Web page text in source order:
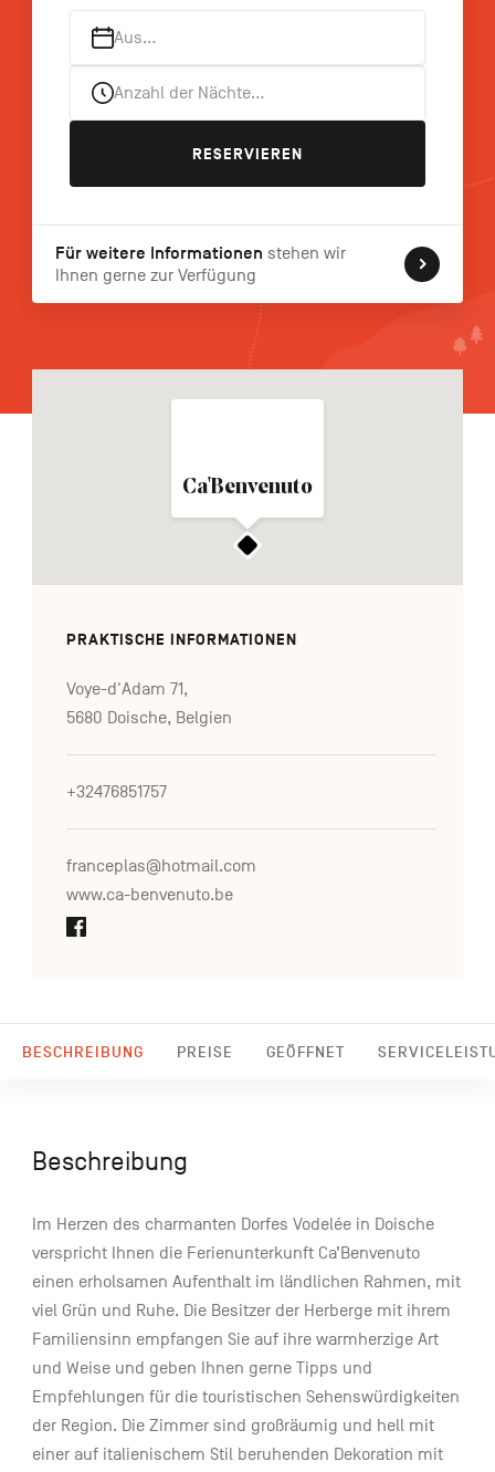
Navigation
Aus…
Anzahl der Nächte…
RESERVIEREN
Für weitere Informationen stehen wir
Ihnen gerne zur Verfügung
BESCHREIBUNG PREISE GEÖFFNET
Ca'Benvenuto
PRAKTISCHE INFORMATIONEN
Voye-d'Adam 71,
5680 Doische, Belgien
+32476851757
franceplas@hotmail.com
www.ca-benvenuto.be
Beschreibung
Im Herzen des charmanten Dorfes Vodelée in Doische
verspricht Ihnen die Ferienunterkunft Ca’Benvenuto
einen erholsamen Aufenthalt im ländlichen Rahmen, mit
viel Grün und Ruhe. Die Besitzer der Herberge mit ihrem
Familiensinn empfangen Sie auf ihre warmherzige Art
und Weise und geben Ihnen gerne Tipps und
Empfehlungen für die touristischen Sehenswürdigkeiten
der Region. Die Zimmer sind großräumig und hell mit
einer auf italienischem Stil beruhenden Dekoration mit